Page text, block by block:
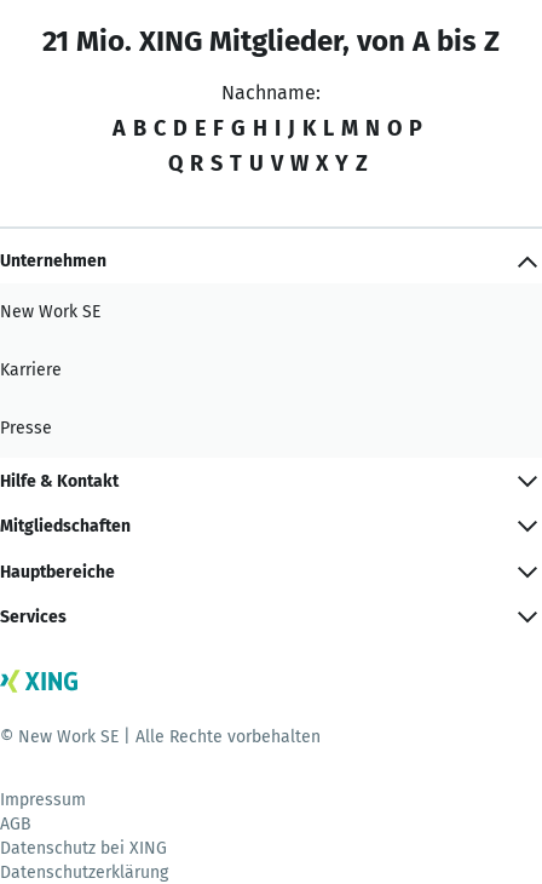
21 Mio. XING Mitglieder, von A bis Z
Nachname:
A B C D E F G H I J K L M N O P
Q R S T U V W X Y Z
Unternehmen
New Work SE
Karriere
Presse
Hilfe & Kontakt
Mitgliedschaften
Hauptbereiche
Services
© New Work SE | Alle Rechte vorbehalten
Impressum
AGB
Datenschutz bei XING
Datenschutzerklärung